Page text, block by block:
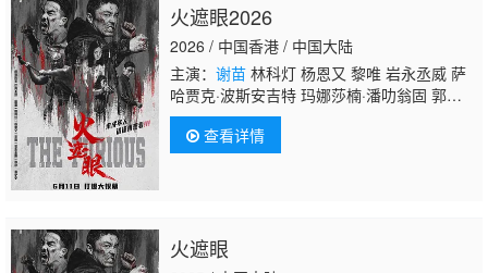
火遮眼2026
2026 / 中国香港 / 中国大陆
主演： 谢苗林科灯 杨恩又 黎唯 岩永丞威 萨
哈贾克·波斯安吉特 玛娜莎楠·潘叻翁固 郭峻
卿 威奈·旺扬功 雅彦·鲁伊安 杰佳·亚宁
查看详情
火遮眼